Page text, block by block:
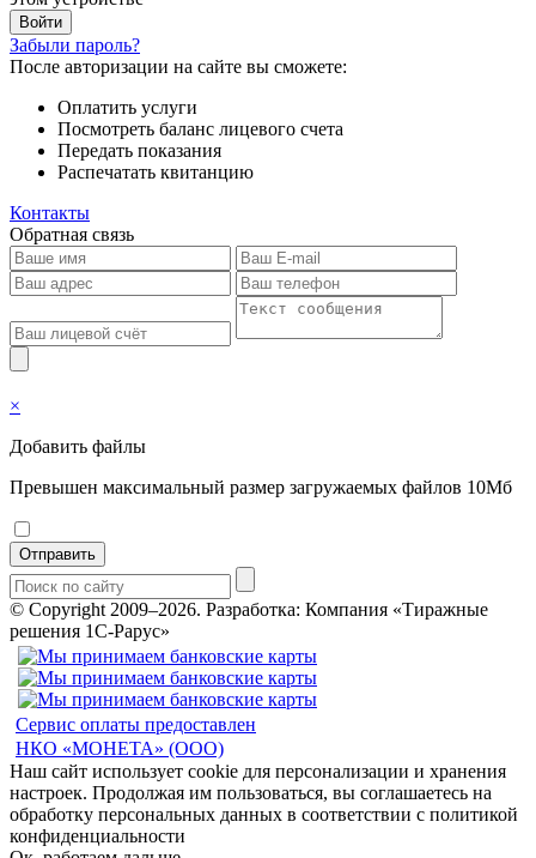
Забыли пароль?
После авторизации на сайте вы сможете:
Оплатить услуги
Посмотреть баланс лицевого счета
Передать показания
Распечатать квитанцию
Контакты
Обратная связь
×
Добавить файлы
Превышен максимальный размер загружаемых файлов 10Мб
Отправить
© Copyright 2009–2026. Разработка: Компания «Тиражные
решения 1С-Рарус»
Сервис оплаты предоставлен
НКО «МОНЕТА» (ООО)
Наш сайт использует cookie для персонализации и хранения
настроек. Продолжая им пользоваться, вы соглашаетесь на
обработку персональных данных в соответствии с политикой
конфиденциальности